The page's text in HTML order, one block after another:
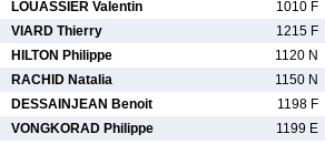
LOUASSIER Valentin
1010 F
VIARD Thierry
1215 F
HILTON Philippe
1120 N
RACHID Natalia
1150 N
DESSAINJEAN Benoit
1198 F
VONGKORAD Philippe
1199 E